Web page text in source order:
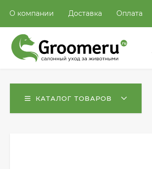
О компании Доставка Оплата
КАТАЛОГ ТОВАРОВ